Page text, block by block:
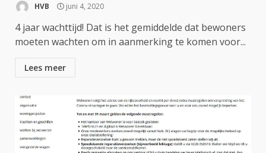
HVB juni 4, 2020
4 jaar wachttijd! Dat is het gemiddelde dat bewoners
moeten wachten om in aanmerking te komen voor...
Lees meer